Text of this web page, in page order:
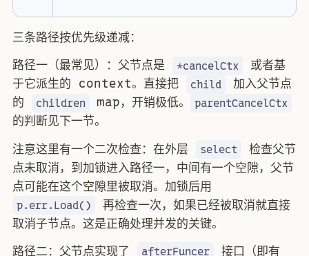
三条路径按优先级递减：
路径一（最常见）：父节点是
*cancelCtx
或者基
于它派生的 context。直接把
child
加入父节点
的
children map，开销极低。 parentCancelCtx
的判断见下一节。
注意这里有一个二次检查：在外层
select
检查父节
点未取消，到加锁进入路径一，中间有一个空隙，父节
点可能在这个空隙里被取消。加锁后用
p.err.Load()
再检查一次，如果已经被取消就直接
取消子节点。这是正确处理并发的关键。
路径二：父节点实现了
afterFuncer 接口（即有